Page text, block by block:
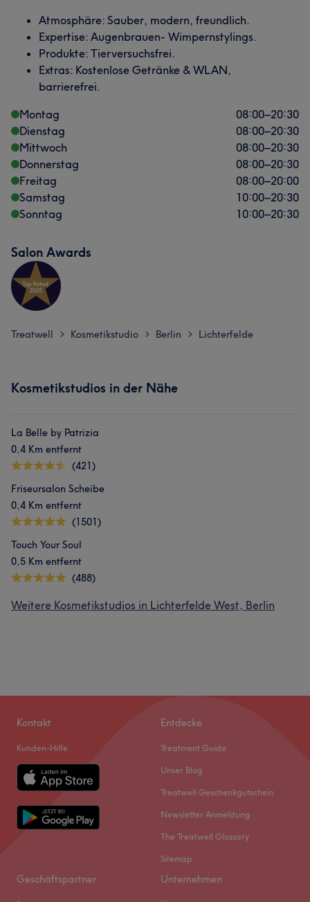
Atmosphäre: Sauber, modern, freundlich.
Expertise: Augenbrauen- Wimpernstylings.
Produkte: Tierversuchsfrei.
Extras: Kostenlose Getränke & WLAN,
barrierefrei.
Montag
08:00–20:30
Dienstag
08:00–20:30
Mittwoch
08:00–20:30
Donnerstag
08:00–20:30
Freitag
08:00–20:00
Samstag
10:00–20:30
Sonntag
10:00–20:30
Salon Awards
Treatwell > Kosmetikstudio > Berlin > Lichterfelde
Kosmetikstudios in der Nähe
La Belle by Patrizia
0,4 Km entfernt
(421)
Friseursalon Scheibe
0,4 Km entfernt
(1501)
Touch Your Soul
0,5 Km entfernt
(488)
Weitere Kosmetikstudios in Lichterfelde West, Berlin
Kontakt
Kunden-Hilfe
Entdecke
Treatment Guide
Unser Blog
Treatwell Geschenkgutschein
Newsletter Anmeldung
The Treatwell Glossary
Sitemap
Geschäftspartner Unternehmen